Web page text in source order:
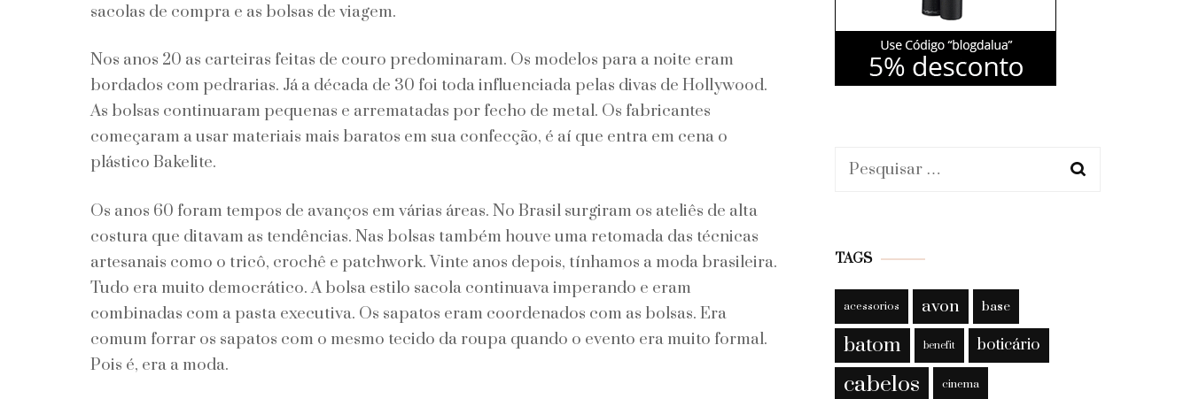
sacolas de compra e as bolsas de viagem.
Nos anos 20 as carteiras feitas de couro predominaram. Os modelos para a noite eram
bordados com pedrarias. Já a década de 30 foi toda influenciada pelas divas de Hollywood.
As bolsas continuaram pequenas e arrematadas por fecho de metal. Os fabricantes
começaram a usar materiais mais baratos em sua confecção, é aí que entra em cena o
plástico Bakelite.
Os anos 60 foram tempos de avanços em várias áreas. No Brasil surgiram os ateliês de alta
costura que ditavam as tendências. Nas bolsas também houve uma retomada das técnicas
artesanais como o tricô, crochê e patchwork. Vinte anos depois, tínhamos a moda brasileira.
Tudo era muito democrático. A bolsa estilo sacola continuava imperando e eram
combinadas com a pasta executiva. Os sapatos eram coordenados com as bolsas. Era
comum forrar os sapatos com o mesmo tecido da roupa quando o evento era muito formal.
Pois é, era a moda.
Pesquisar
TAGS
acessorios avon base
batom benefit boticário
cabelos cinema